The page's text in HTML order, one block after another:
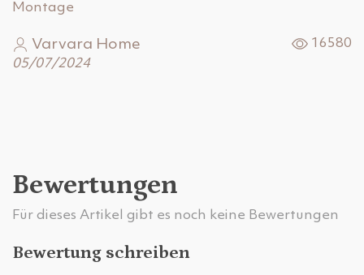
Montage
Varvara Home
05/07/2024
16580
Bewertungen
Für dieses Artikel gibt es noch keine Bewertungen
Bewertung schreiben